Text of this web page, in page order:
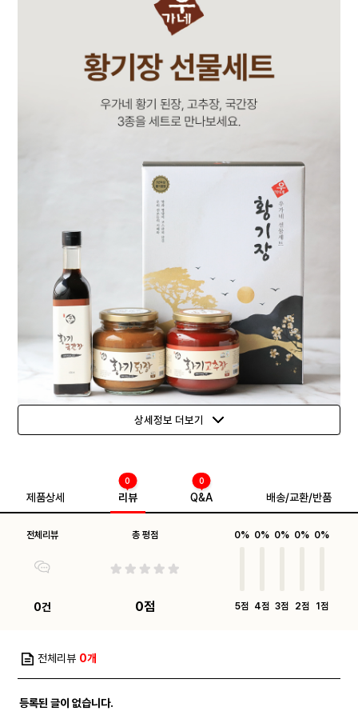
상세정보 더보기
제품상세 리뷰
0
Q&A
0
배송/교환/반품
전체리뷰
0건
총 평점
0점
0%
5점
0%
4점
0%
3점
0%
2점
0%
1점
전체리뷰 0개
등록된 글이 없습니다.